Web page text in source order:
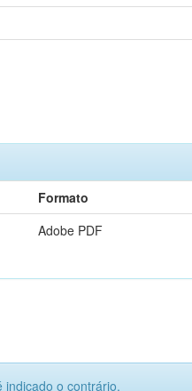
Formato
Adobe PDF
o contrário.